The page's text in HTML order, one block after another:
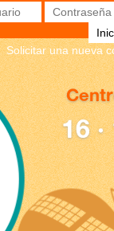
* Contraseña*
Solicitar una nueva
16